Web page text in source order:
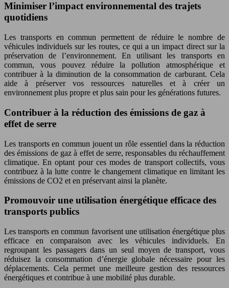
Minimiser l’impact environnemental des trajets
quotidiens
Les transports en commun permettent de réduire le nombre de
véhicules individuels sur les routes, ce qui a un impact direct sur la
préservation de l’environnement. En utilisant les transports en
commun, vous pouvez réduire la pollution atmosphérique et
contribuer à la diminution de la consommation de carburant. Cela
aide à préserver vos ressources naturelles et à créer un
environnement plus propre et plus sain pour les générations futures.
Contribuer à la réduction des émissions de gaz à
effet de serre
Les transports en commun jouent un rôle essentiel dans la réduction
des émissions de gaz à effet de serre, responsables du réchauffement
climatique. En optant pour ces modes de transport collectifs, vous
contribuez à la lutte contre le changement climatique en limitant les
émissions de CO2 et en préservant ainsi la planète.
Promouvoir une utilisation énergétique efficace des
transports publics
Les transports en commun favorisent une utilisation énergétique plus
efficace en comparaison avec les véhicules individuels. En
regroupant les passagers dans un seul moyen de transport, vous
réduisez la consommation d’énergie globale nécessaire pour les
déplacements. Cela permet une meilleure gestion des ressources
énergétiques et contribue à une mobilité plus durable.